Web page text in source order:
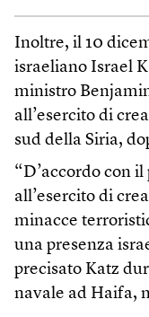
Inoltre, il 10
israeliano Israel
ministro
all’esercito di
sud della Siria,
“D’accordo con
all’esercito di
minacce
una presenza
precisato Katz
navale ad Haifa,